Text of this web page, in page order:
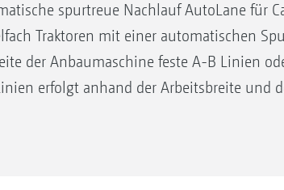
spurtreue Nachlauf AutoLane für
Traktoren mit einer automatischen
der Anbaumaschine feste A-B Linien
erfolgt anhand der Arbeitsbreite und